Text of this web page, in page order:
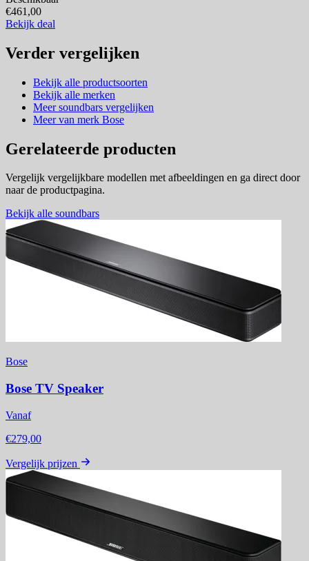
€461,00
Bekijk deal
Verder vergelijken
Bekijk alle productsoorten
Bekijk alle merken
Meer soundbars vergelijken
Meer van merk Bose
Gerelateerde producten
Vergelijk vergelijkbare modellen met afbeeldingen en ga direct door
naar de productpagina.
Bekijk alle soundbars
Bose
Bose TV Speaker
Vanaf
€279,00
Vergelijk prijzen